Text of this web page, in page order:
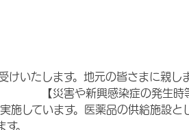
いたします。地元の皆さまに親し
害や新興感染症の発生時等の
しています。医薬品の供給施設と
。